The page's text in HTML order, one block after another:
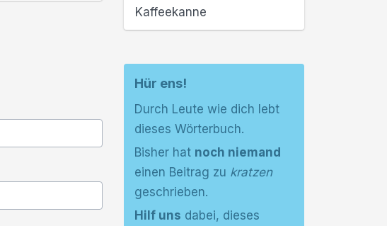
Kaffeekanne
Hür ens!
Durch Leute wie dich lebt
dieses Wörterbuch.
Bisher hat noch niemand
einen Beitrag zu kratzen
geschrieben.
Hilf uns dabei, dieses